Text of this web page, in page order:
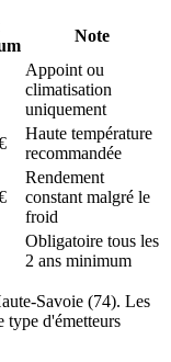
Note
Appoint ou
climatisation
uniquement
Haute température
recommandée
Rendement
constant malgré le
froid
Obligatoire tous les
2 ans minimum
Savoie (74). Les
type d'émetteurs